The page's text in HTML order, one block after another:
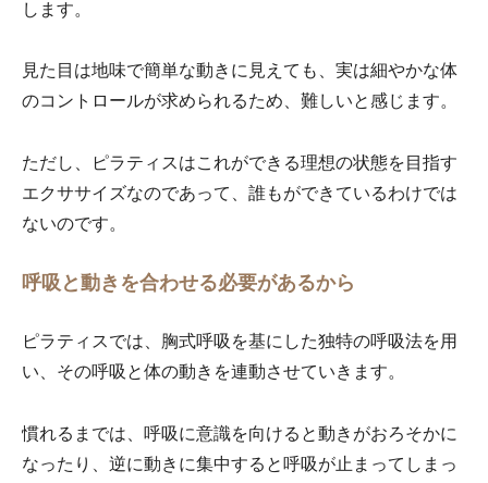
します。
見た目は地味で簡単な動きに見えても、実は細やかな体
のコントロールが求められるため、難しいと感じます。
ただし、ピラティスはこれができる理想の状態を目指す
エクササイズなのであって、誰もができているわけでは
ないのです。
呼吸と動きを合わせる必要があるから
ピラティスでは、胸式呼吸を基にした独特の呼吸法を用
い、その呼吸と体の動きを連動させていきます。
慣れるまでは、呼吸に意識を向けると動きがおろそかに
なったり、逆に動きに集中すると呼吸が止まってしまっ